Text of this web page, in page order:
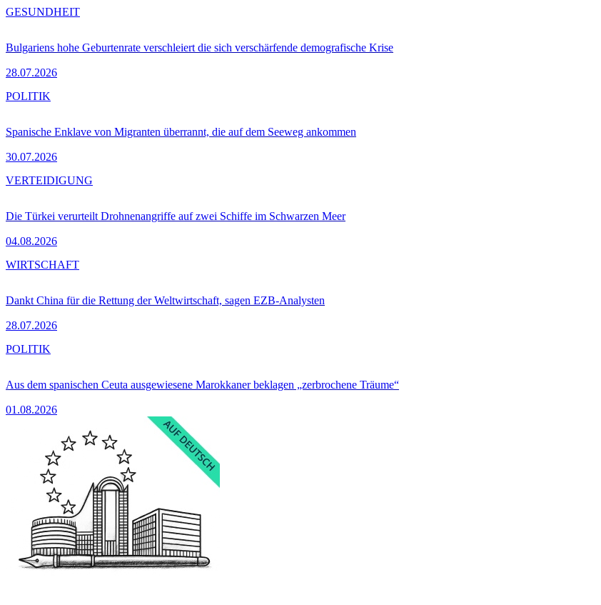
Bulgariens hohe Geburtenrate verschleiert die sich verschärfende demografische Krise
28.07.2026
GESUNDHEIT
Spanische Enklave von Migranten überrannt, die auf dem Seeweg ankommen
30.07.2026
POLITIK
Die Türkei verurteilt Drohnenangriffe auf zwei Schiffe im Schwarzen Meer
04.08.2026
VERTEIDIGUNG
Dankt China für die Rettung der Weltwirtschaft, sagen EZB-Analysten
28.07.2026
WIRTSCHAFT
Aus dem spanischen Ceuta ausgewiesene Marokkaner beklagen „zerbrochene Träume“
01.08.2026
POLITIK